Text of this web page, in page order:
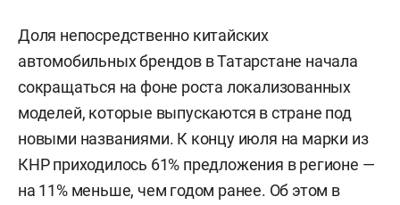
Доля непосредственно китайских
автомобильных брендов в Татарстане начала
сокращаться на фоне роста локализованных
моделей, которые выпускаются в стране под
новыми названиями. К концу июля на марки из
КНР приходилось 61% предложения в регионе —
на 11% меньше, чем годом ранее. Об этом в